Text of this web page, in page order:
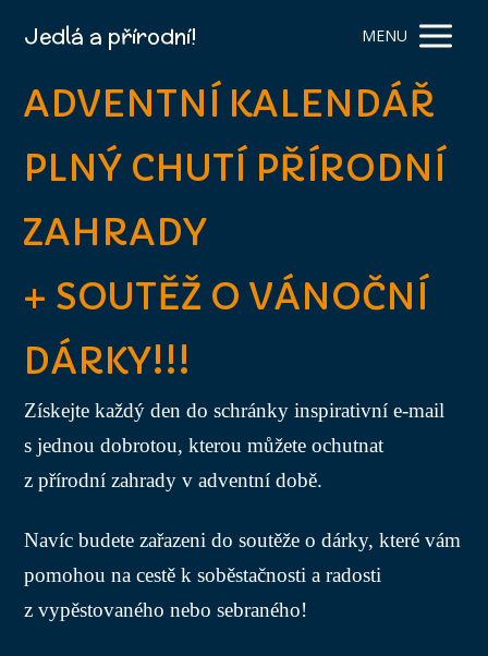
Jedlá a přírodní! MENU
ADVENTNÍ KALENDÁŘ
PLNÝ CHUTÍ PŘÍRODNÍ
ZAHRADY
+ SOUTĚŽ O VÁNOČNÍ
DÁRKY!!!
Získejte každý den do schránky inspirativní e-mail
s jednou dobrotou, kterou můžete ochutnat
z přírodní zahrady v adventní době.
Navíc budete zařazeni do soutěže o dárky, které vám
pomohou na cestě k soběstačnosti a radosti
z vypěstovaného nebo sebraného!